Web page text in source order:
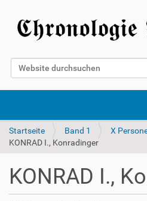
Website durchsuchen
Startseite Band 1
X
KONRAD I., Konradinger
KONRAD I.,